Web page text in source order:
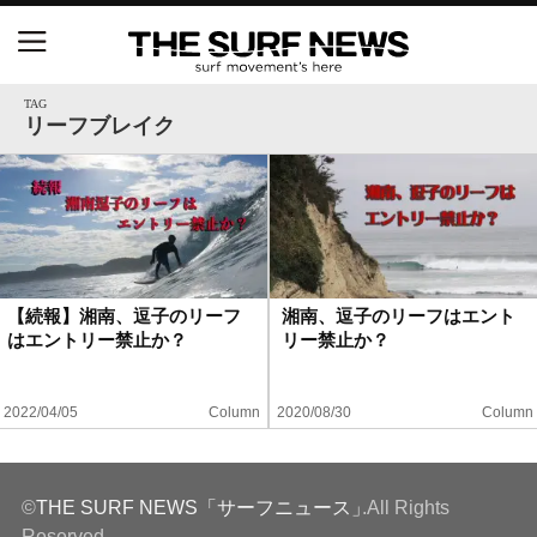
TAG
リーフブレイク
【続報】湘南、逗子のリーフ
はエントリー禁止か？
2022/04/05 Column
湘南、逗子のリーフはエント
リー禁止か？
2020/08/30 Column
©THE SURF NEWS「サーフニュース」.All Rights
【五十嵐カノア独占インタビュー】旧友レオ、ジャ
ックとの豪華プライベートセッション
S.ONE ショート＆ロング開幕戦・現地リポート（高
橋みなと）
ニュース
特集
試合